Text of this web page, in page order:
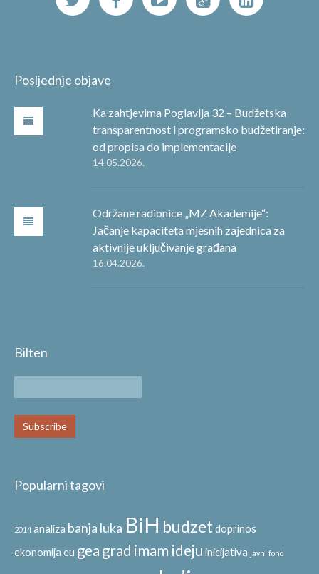
Posljednje objave
Ka zahtjevima Poglavlja 32 – Budžetska
transparentnost i programsko budžetiranje:
od propisa do implementacije
14.05.2026.
Održane radionice „MZ Akademije“:
Jačanje kapaciteta mjesnih zajednica za
aktivnije uključivanje građana
16.04.2026.
Bilten
Popularni tagovi
2014 analiza banja luka BiH budzet doprinos
ekonomija eu gea grad imam ideju inicijativa javni fond